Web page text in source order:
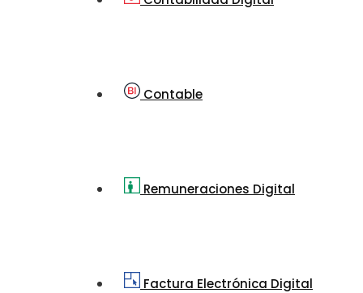
Contable
Remuneraciones Digital
Factura Electrónica Digital